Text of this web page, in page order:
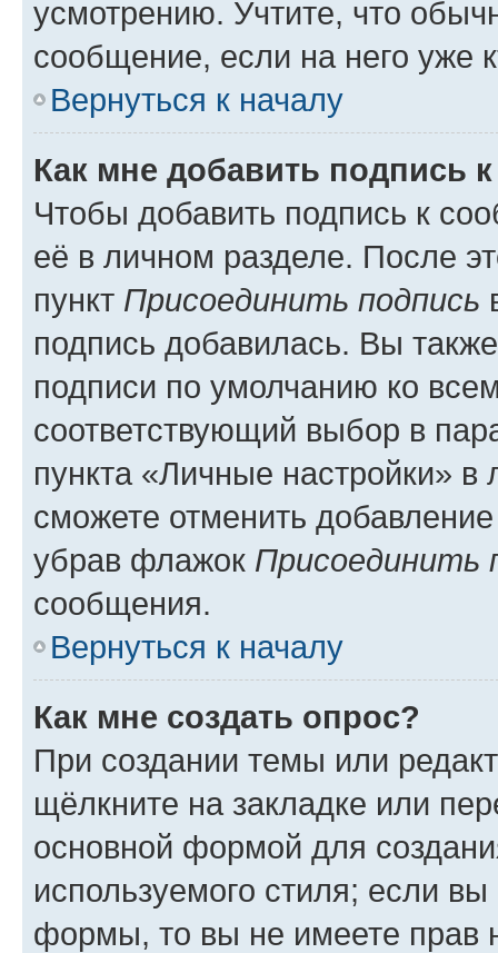
усмотрению. Учтите, что
сообщение, если на него уже
Вернуться к началу
Как мне добавить подпись
Чтобы добавить подпись к
её в личном разделе. После
пункт Присоединить подпись
подпись добавилась. Вы
подписи по умолчанию ко
соответствующий выбор в
пункта «Личные настройки»
сможете отменить
убрав флажок Присоединить
сообщения.
Вернуться к началу
Как мне создать опрос?
При создании темы или
щёлкните на закладке или
основной формой для
используемого стиля; если
формы, то вы не имеете прав